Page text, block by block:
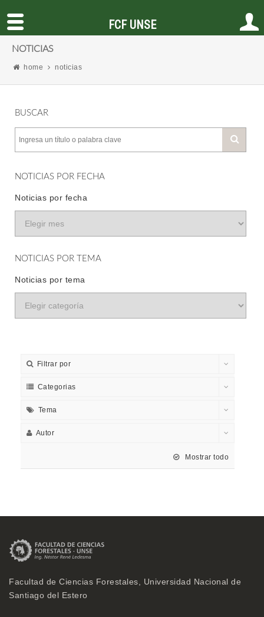
NOTICIAS
home noticias
BUSCAR
NOTICIAS POR FECHA
Noticias por fecha
NOTICIAS POR TEMA
Noticias por tema
Filtrar por
Categorias
Tema
Autor
Mostrar todo
Facultad de Ciencias Forestales, Universidad Nacional de
Santiago del Estero
FCF UNSE